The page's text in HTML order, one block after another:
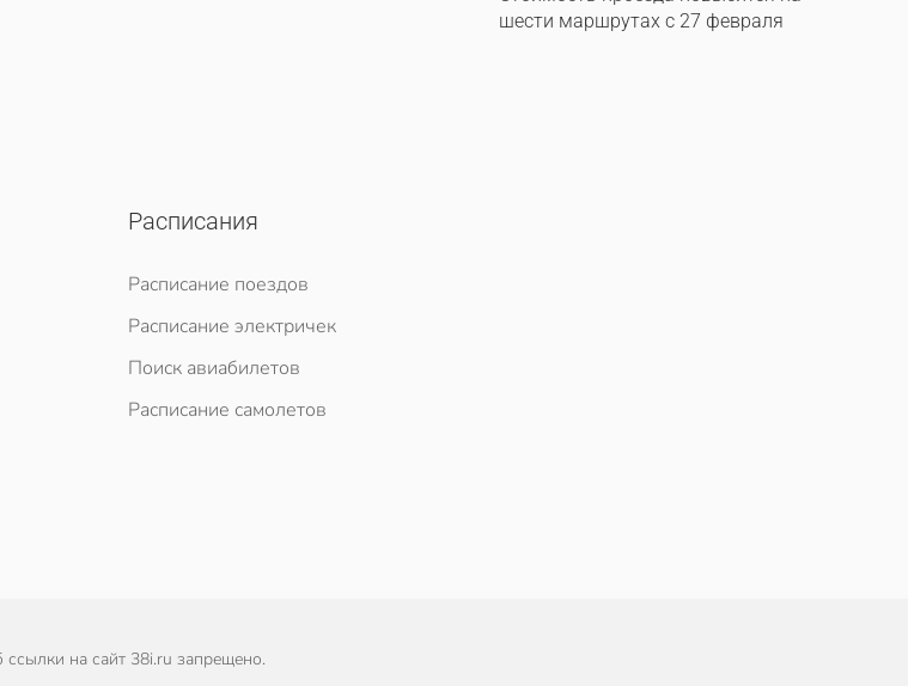
шести маршрутах с 27 февраля
Расписания
Расписание поездов
Расписание электричек
Поиск авиабилетов
Расписание самолетов
на сайт 38i.ru запрещено.